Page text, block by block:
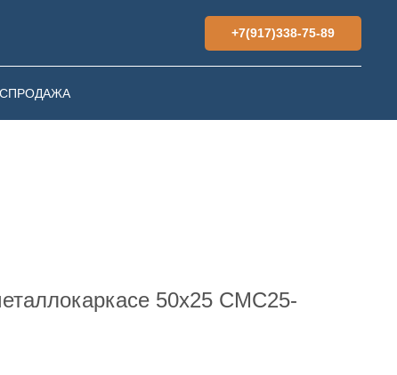
+7(917)338-75-89
50х25 СМС25-